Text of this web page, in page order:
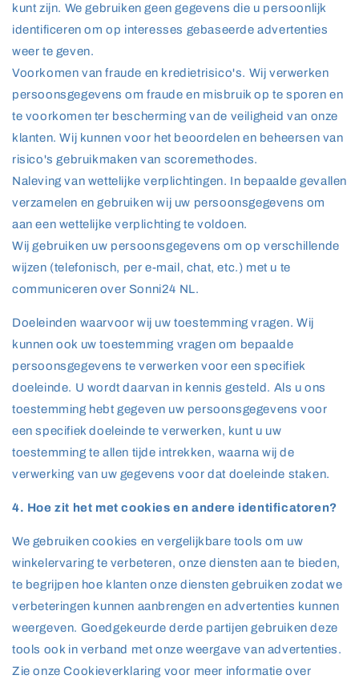
kunt zijn. We gebruiken geen gegevens die u persoonlijk
identificeren om op interesses gebaseerde advertenties
weer te geven.
Voorkomen van fraude en kredietrisico's. Wij verwerken
persoonsgegevens om fraude en misbruik op te sporen en
te voorkomen ter bescherming van de veiligheid van onze
klanten. Wij kunnen voor het beoordelen en beheersen van
risico's gebruikmaken van scoremethodes.
Naleving van wettelijke verplichtingen. In bepaalde gevallen
verzamelen en gebruiken wij uw persoonsgegevens om
aan een wettelijke verplichting te voldoen.
Wij gebruiken uw persoonsgegevens om op verschillende
wijzen (telefonisch, per e-mail, chat, etc.) met u te
communiceren over Sonni24 NL.
Doeleinden waarvoor wij uw toestemming vragen. Wij
kunnen ook uw toestemming vragen om bepaalde
persoonsgegevens te verwerken voor een specifiek
doeleinde. U wordt daarvan in kennis gesteld. Als u ons
toestemming hebt gegeven uw persoonsgegevens voor
een specifiek doeleinde te verwerken, kunt u uw
toestemming te allen tijde intrekken, waarna wij de
verwerking van uw gegevens voor dat doeleinde staken.
4. Hoe zit het met cookies en andere identificatoren?
We gebruiken cookies en vergelijkbare tools om uw
winkelervaring te verbeteren, onze diensten aan te bieden,
te begrijpen hoe klanten onze diensten gebruiken zodat we
verbeteringen kunnen aanbrengen en advertenties kunnen
weergeven. Goedgekeurde derde partijen gebruiken deze
tools ook in verband met onze weergave van advertenties.
Zie onze Cookieverklaring voor meer informatie over